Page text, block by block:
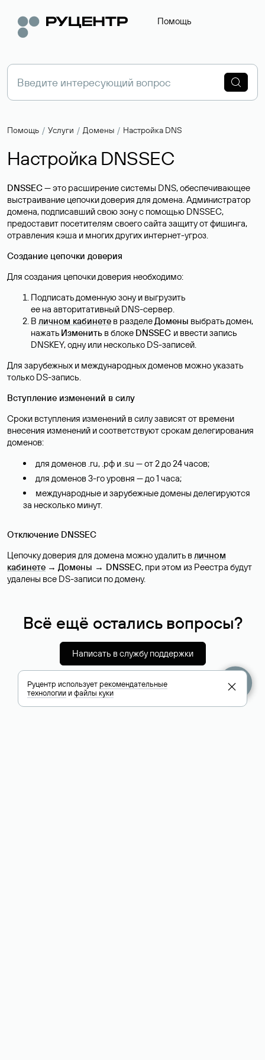
Помощь
Помощь Услуги Домены Настройка DNS
Настройка DNSSEC
DNSSEC— это расширение системы DNS, обеспечивающее
выстраивание цепочки доверия для домена. Администратор
домена, подписавший свою зону с помощью DNSSEC,
предоставит посетителям своего сайта защиту от фишинга,
отравления кэша и многих других интернет-угроз.
Создание цепочки доверия
Для создания цепочки доверия необходимо:
Подписать доменную зону и выгрузить
ее на авторитативный DNS-сервер.
В личном кабинете в разделеДомены выбрать домен,
нажать Изменить в блоке DNSSEC и ввести запись
DNSKEY, одну или несколько DS-записей.
Для зарубежных и международных доменов можно указать
только DS-запись.
Вступление изменений в силу
Сроки вступления изменений в силу зависят от времени
внесения изменений и соответствуют срокам делегирования
доменов:
для доменов .ru, .рф и .su — от 2 до 24 часов;
для доменов 3-го уровня — до 1 часа;
международные и зарубежные домены делегируются
за несколько минут.
Отключение DNSSEC
Цепочку доверия для домена можно удалить вличном
кабинете → Домены → DNSSEC, при этом из Реестра будут
удалены все DS-записи по домену.
Всё ещё остались вопросы?
Написать в службу поддержки
Руцентр используетрекомендательные
технологииифайлы куки